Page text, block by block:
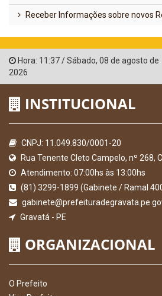
Receber Informações sobre novos
Hora: 11:37/Sábado, 08 de agosto de
2026
INSTITUCIONAL
CNPJ: 11.049.830/0001-20
Rua Tenente Cleto Campelo, nº 268,
Atendimento: 07:00hs às 13:00hs
(81) 3299-1899 (Gabinete / Ramal
Gravatá - PE
ORGANIZACIONAL
O Prefeito